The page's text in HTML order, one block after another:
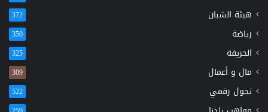
هيئة الشبان 372
رياضة 350
الحريفة 325
مال و أعمال 309
تحول رقمي 522